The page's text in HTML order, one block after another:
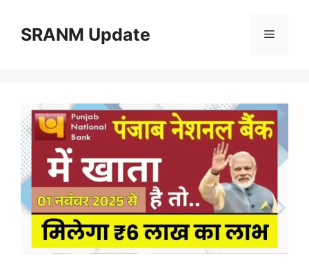
contentSRANM Update Menu